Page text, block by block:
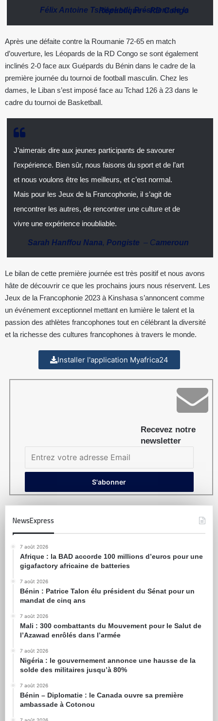
Félix Antoine Tshisekedi,
Président de la République–RD Congo
Après une défaite contre la Roumanie 72-65 en match
d’ouverture, les Léopards de la RD Congo se sont également
inclinés 2-0 face aux Guépards du Bénin dans le cadre de la
première journée du tournoi de football masculin. Chez les
dames, le Liban s’est imposé face au Tchad 126 à 23 dans le
cadre du tournoi de Basketball.
J’aimerais dire aux jeunes participants de savourer
l’expérience. Bien sûr, nous faisons du sport et de l’art
et nous voulons être les meilleurs, et c’est normal.
Mais pour les Jeux de la Francophonie, il s’agit de
rencontrer les autres, de rencontrer une culture et de
vivre une expérience inoubliable.
Sarah Hanffou Nana, Pongiste – Cameroun
Le bilan de cette première journée est très positif et nous avons
hâte de découvrir ce que les prochains jours nous réservent. Les
Jeux de la Francophonie 2023 à Kinshasa s’annoncent comme
un événement exceptionnel mettant en lumière le talent et la
passion des athlètes francophones tout en célébrant la diversité
et la richesse des cultures francophones à travers le monde.
Installer l'application Myafrica24
Recevez notre
newsletter
NewsExpress
7 août 2026
Afrique : la BAD accorde 100 millions d’euros pour une
gigafactory africaine de batteries
7 août 2026
Bénin : Patrice Talon élu président du Sénat pour un
mandat de cinq ans
7 août 2026
Mali : 300 combattants du Mouvement pour le Salut de
l’Azawad enrôlés dans l’armée
7 août 2026
Nigéria : le gouvernement annonce une hausse de la
solde des militaires jusqu’à 80%
7 août 2026
Bénin – Diplomatie : le Canada ouvre sa première
ambassade à Cotonou
7 août 2026